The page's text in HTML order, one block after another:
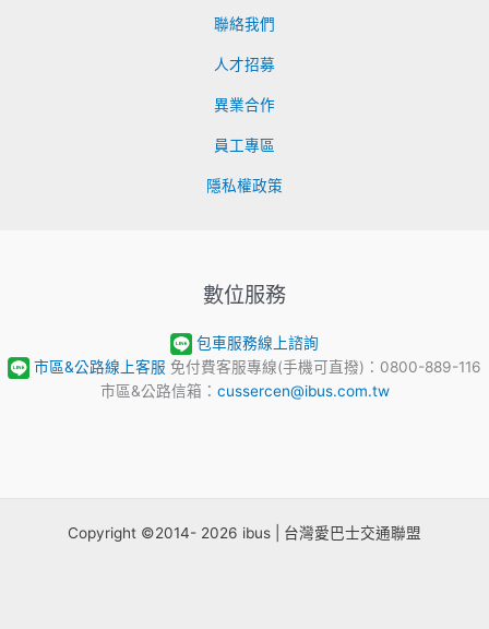
聯絡我們
人才招募
異業合作
員工專區
隱私權政策
數位服務
包車服務線上諮詢
市區&公路線上客服 免付費客服專線(手機可直撥)：0800-889-116
市區&公路信箱： cussercen@ibus.com.tw
Copyright ©2014- 2026 ibus | 台灣愛巴士交通聯盟